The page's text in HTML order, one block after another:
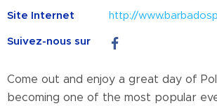
Site Internet http://
Suivez-nous sur
Come out and enjoy a great day of
becoming one of the most popular